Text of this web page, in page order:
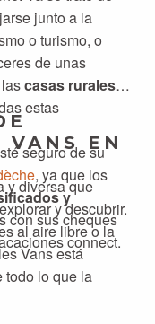
junto a la
o turismo, o
de unas
casas rurales
estas
seguro de su
, ya que los
y
con sus cheques
connect.
EN
y diversa que
y descubrir.
al aire libre o la
Vans está
todo lo que la